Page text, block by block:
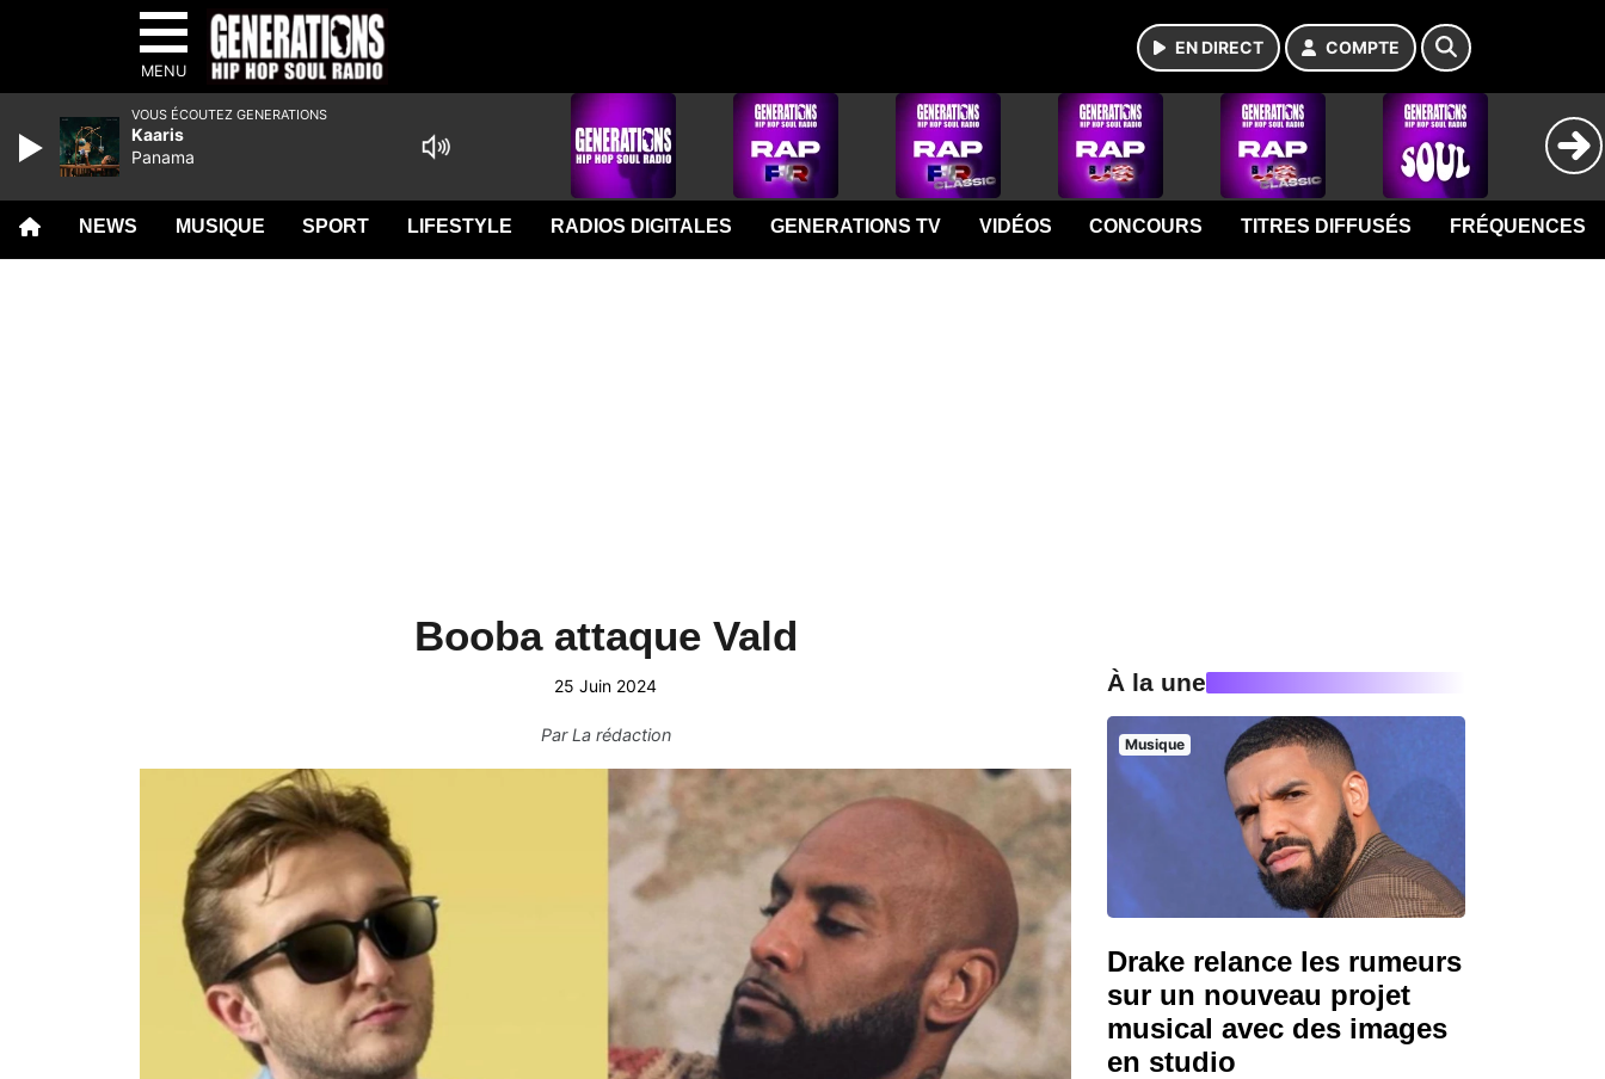
MENU
EN DIRECT COMPTE
NEWS MUSIQUE SPORT LIFESTYLE RADIOS DIGITALES GENERATIONS TV VIDÉOS CONCOURS TITRES DIFFUSÉS FRÉQUENCES
Booba attaque Vald
25 Juin 2024
ParLa rédaction
À la une
Musique
Drake relance les rumeurs
sur un nouveau projet
musical avec des images
en studio
VOUS ÉCOUTEZ GENERATIONS
Kaaris
Panama